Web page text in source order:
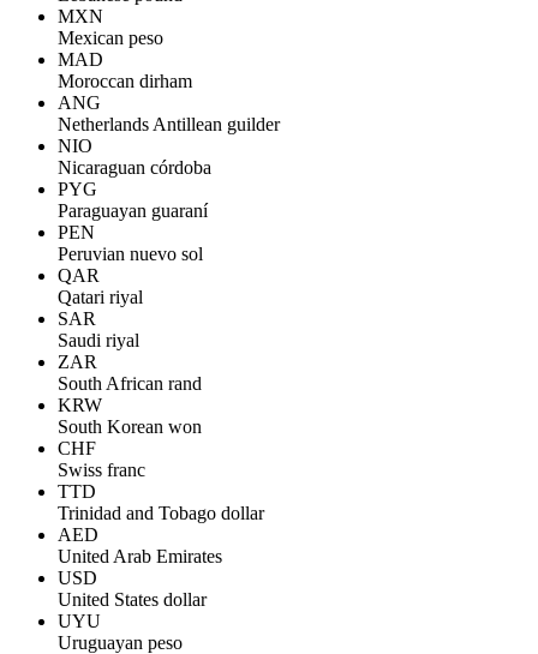
MXN
Mexican peso
MAD
Moroccan dirham
ANG
Netherlands Antillean guilder
NIO
Nicaraguan córdoba
PYG
Paraguayan guaraní
PEN
Peruvian nuevo sol
QAR
Qatari riyal
SAR
Saudi riyal
ZAR
South African rand
KRW
South Korean won
CHF
Swiss franc
TTD
Trinidad and Tobago dollar
AED
United Arab Emirates
USD
United States dollar
UYU
Uruguayan peso